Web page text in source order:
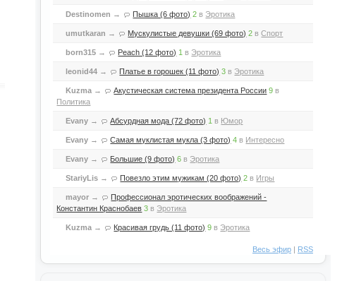
Destinomen → Пышка (6 фото) 2 в Эротика
umutkaran → Мускулистые девушки (69 фото) 2 вСпорт
born315 → Peach (12 фото) 1 в Эротика
leonid44 → Платье в горошек (11 фото) 3 в Эротика
Kuzma → Акустическая система президента России 9 в
Политика
Evany → Абсурдная мода (72 фото) 1 в Юмор
Evany → Самая муклистая мукла (3 фото) 4 в Интересно
Evany → Большие (9 фото) 6 в Эротика
StariyLis → Повезло этим мужикам (20 фото) 2 в Игры
mayor →
Профессионал эротических воображений -
Константин Краснобаев 3 в Эротика
Kuzma → Красивая грудь (11 фото) 9 в Эротика
Весь эфир| RSS